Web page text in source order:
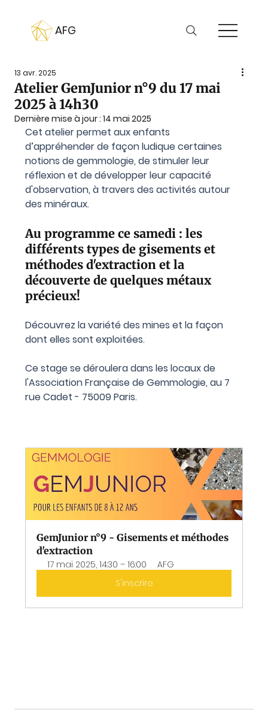
AFG
Atelier GemJunior n°9 du 17 mai
2025 à 14h30
13 avr. 2025
Dernière mise à jour : 14 mai 2025
Cet atelier permet aux enfants
d’appréhender de façon ludique certaines
notions de gemmologie, de stimuler leur
réflexion et de développer leur capacité
d'observation, à travers des activités autour
des minéraux.
Au programme ce samedi : les
différents types de gisements et
méthodes d'extraction et la
découverte de quelques métaux
précieux!
Découvrez la variété des mines et la façon
dont elles sont exploitées.
Ce stage se déroulera dans les locaux de
l'Association Française de Gemmologie, au 7
rue Cadet - 75009 Paris.
GemJunior n°9 - Gisements et méthodes
d'extraction
17 mai 2025, 14:30 – 16:00
AFG
S'inscrire